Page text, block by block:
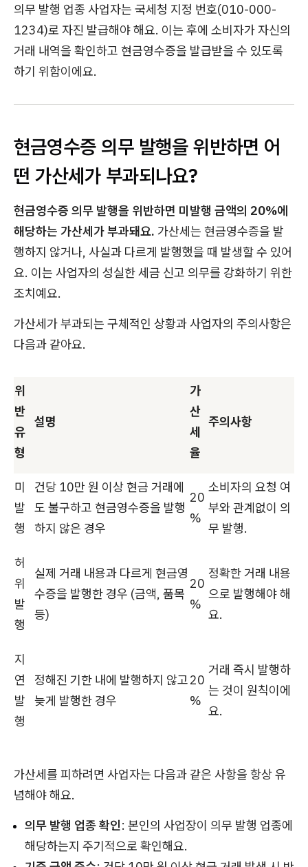
의무 발행 업종 사업자는 국세청 지정 번호(010-000-
1234)로 자진 발급해야 해요. 이는 후에 소비자가 자신의
거래 내역을 확인하고 현금영수증을 발급받을 수 있도록
하기 위함이에요.
현금영수증 의무 발행을 위반하면 어
떤 가산세가 부과되나요?
현금영수증 의무 발행을 위반하면 미발행 금액의 20%에
해당하는 가산세가 부과돼요. 가산세는 현금영수증을 발
행하지 않거나, 사실과 다르게 발행했을 때 발생할 수 있어
요. 이는 사업자의 성실한 세금 신고 의무를 강화하기 위한
조치예요.
가산세가 부과되는 구체적인 상황과 사업자의 주의사항은
다음과 같아요.
위
반
유
형
설명
가
산
세
율
주의사항
미
발
행
건당 10만 원 이상 현금 거래에
도 불구하고 현금영수증을 발행
하지 않은 경우
20
%
소비자의 요청 여
부와 관계없이 의
무 발행.
허
위
발
행
실제 거래 내용과 다르게 현금영
수증을 발행한 경우 (금액, 품목
등)
20
%
정확한 거래 내용
으로 발행해야 해
요.
지
연
발
행
정해진 기한 내에 발행하지 않고
늦게 발행한 경우
20
%
거래 즉시 발행하
는 것이 원칙이에
요.
가산세를 피하려면 사업자는 다음과 같은 사항을 항상 유
념해야 해요.
의무 발행 업종 확인: 본인의 사업장이 의무 발행 업종에
해당하는지 주기적으로 확인해요.